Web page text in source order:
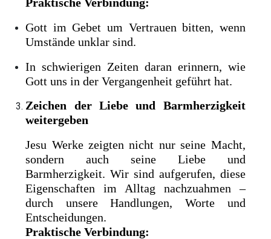
Gott im Gebet um Vertrauen bitten, wenn
Umstände unklar sind.
In schwierigen Zeiten daran erinnern, wie
Gott uns in der Vergangenheit geführt hat.
Zeichen der Liebe und Barmherzigkeit
weitergeben
Jesu Werke zeigten nicht nur seine Macht,
sondern auch seine Liebe und
Barmherzigkeit. Wir sind aufgerufen, diese
Eigenschaften im Alltag nachzuahmen –
durch unsere Handlungen, Worte und
Entscheidungen.
Praktische Verbindung: